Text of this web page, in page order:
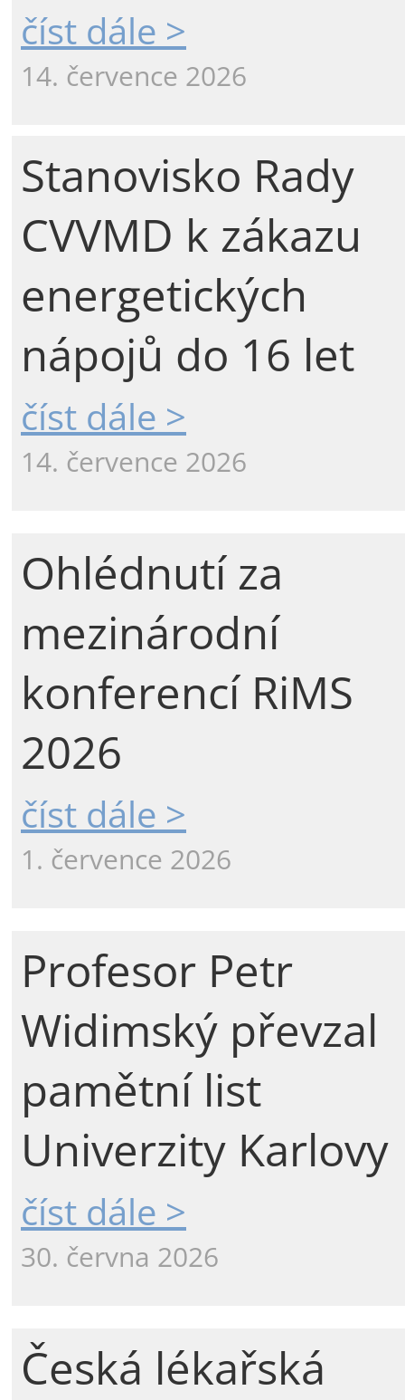
číst dále >
14. července 2026
Stanovisko Rady
CVVMD k zákazu
energetických
nápojů do 16 let
číst dále >
14. července 2026
Ohlédnutí za
mezinárodní
konferencí RiMS
2026
číst dále >
1. července 2026
Profesor Petr
Widimský převzal
pamětní list
Univerzity Karlovy
číst dále >
30. června 2026
Česká lékařská